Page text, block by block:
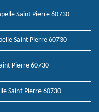
Saint Pierre 60730
Saint Pierre 60730
Pierre 60730
Saint Pierre 60730